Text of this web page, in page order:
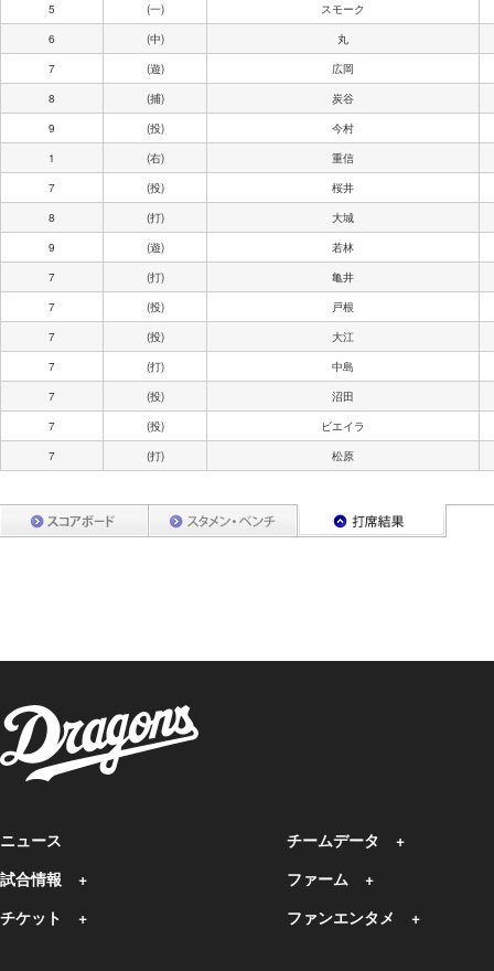
5
(一)
スモーク
6
(中)
丸
7
(遊)
広岡
8
(捕)
炭谷
9
(投)
今村
1
(右)
重信
7
(投)
桜井
8
(打)
大城
9
(遊)
若林
7
(打)
亀井
7
(投)
戸根
7
(投)
大江
7
(打)
中島
7
(投)
沼田
7
(投)
ビエイラ
7
(打) 松原
ニュース
試合情報
チケット
チームデータ
ファーム
ファンエンタメ